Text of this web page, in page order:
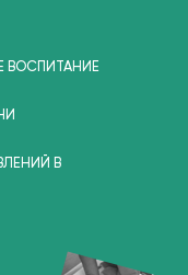
ВОСПИТАНИЕ
В